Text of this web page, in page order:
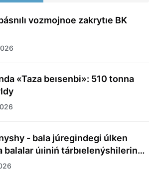
vozmojnoe zakrytıe BK
«Taza beısenbi»: 510 tonna
- bala júregindegi úlken
balalar úıiniń tárbıelenýshilerine